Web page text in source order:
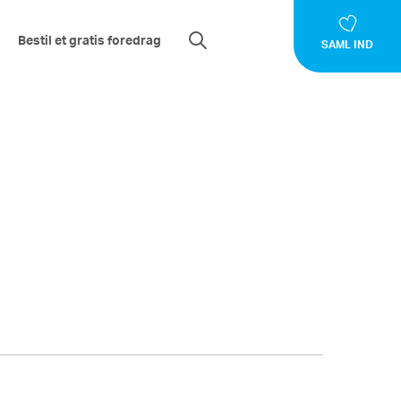
Bestil et gratis foredrag SAML IND